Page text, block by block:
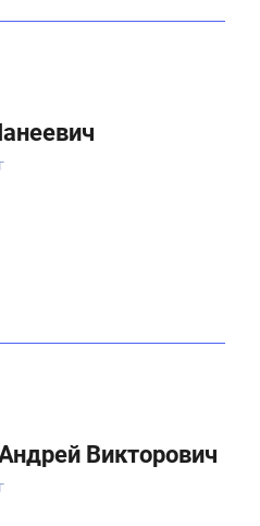
Викторович